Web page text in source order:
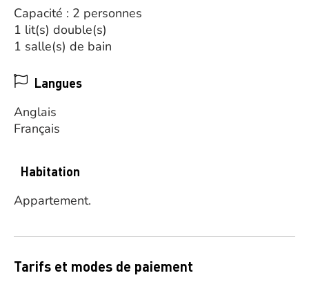
Capacité : 2 personnes
1 lit(s) double(s)
1 salle(s) de bain
Langues
Anglais
Français
Habitation
Appartement.
Tarifs et modes de paiement